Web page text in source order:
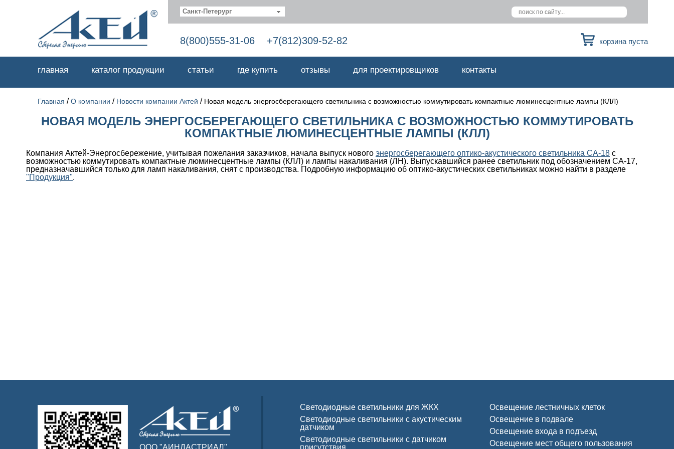
Санкт-Петерург
8(800)555-31-06 +7(812)309-52-82 корзина пуста
главная каталог продукции статьи где купить отзывы для проектировщиков контакты
Главная /О компании / Новости компании Актей / Новая модель энергосберегающего светильника с возможностью коммутировать компактные люминесцентные лампы (КЛЛ)
НОВАЯ МОДЕЛЬ ЭНЕРГОСБЕРЕГАЮЩЕГО СВЕТИЛЬНИКА С ВОЗМОЖНОСТЬЮ КОММУТИРОВАТЬ
КОМПАКТНЫЕ ЛЮМИНЕСЦЕНТНЫЕ ЛАМПЫ (КЛЛ)
Компания Актей-Энергосбережение, учитывая пожелания заказчиков, начала выпуск нового энергосберегающего оптико-акустического светильника СА-18 с
возможностью коммутировать компактные люминесцентные лампы (КЛЛ) и лампы накаливания (ЛН). Выпускавшийся ранее светильник под обозначением СА-17,
предназначавшийся только для ламп накаливания, снят с производства. Подробную информацию об оптико-акустических светильниках можно найти в разделе
"Продукция".
ООО "АИНДАСТРИАЛ"
Светодиодные светильники для ЖКХ
Светодиодные светильники с акустическим
датчиком
Светодиодные светильники с датчиком
присутствия
Освещение лестничных клеток
Освещение в подвале
Освещение входа в подъезд
Освещение мест общего пользования